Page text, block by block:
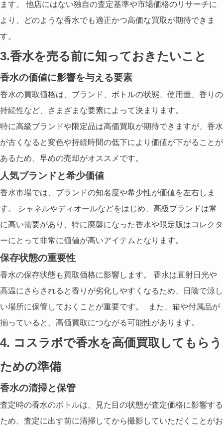
ます。 他店にはない独自の査定基準や市場価格のリサーチに
より、どのような香水でも適正かつ高価な買取が期待できま
す。
3.香水を売る前に知っておきたいこと
香水の価値に影響を与える要素
香水の買取価格は、 ブランド、ボトルの状態、使用量、香りの
持続性など 、さまざまな要素によって決まります。
特に高級ブランドや限定品は高価買取が期待できますが、香水
が古くなると変色や持続時間の低下により価値が下がることが
あるため、早めの売却がオススメです。
人気ブランドと希少価値
香水市場では、ブランドの知名度や希少性が価値を左右しま
す。 シャネルやディオールなどをはじめ、高級ブランドは常
に高い需要があり、特に廃盤になった香水や限定版はコレクタ
ーにとって非常に価値が高いアイテムとなります。
保存状態の重要性
香水の保存状態も買取価格に影響します。 香水は直射日光や
高温にさらされると香りが劣化しやすくなるため、
日陰で涼し
い場所に保管 しておくことが重要です。 また、箱や付属品が
揃っていると、高価買取につながる可能性があります。
4. コスラボで香水を高価買取してもらう
ための準備
香水の清掃と保管
査定時の香水のボトルは、
見た目の状態が査定価格に影響する
ため 、査定に出す前に清掃してから撮影していただくことがお